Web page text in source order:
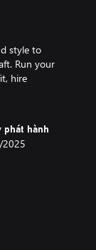
style to
Run your
hire
phát hành